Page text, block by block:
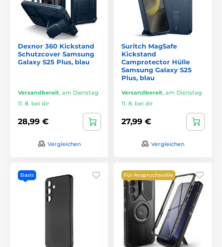
Dexnor 360 Kickstand
Schutzcover Samsung
Galaxy S25 Plus, blau
Versandbereit, am Dienstag
11. 8. bei dir
28,99 €
Vergleichen
Suritch MagSafe
Kickstand
Camprotector Hülle
Samsung Galaxy S25
Plus, blau
Versandbereit, am Dienstag
11. 8. bei dir
27,99 €
Vergleichen
Basis Für Anspruchsvolle